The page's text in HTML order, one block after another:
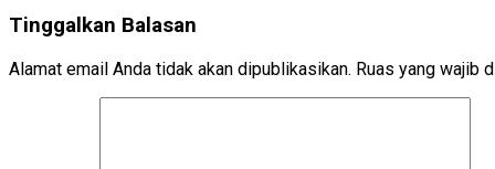
Tinggalkan Balasan
Alamat email Anda tidak akan dipublikasikan. Ruas yang wajib